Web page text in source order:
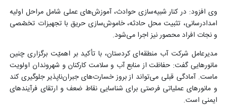
وی افزود: در کنار شبیه‌سازی حوادث، آموزش‌های عملی شامل مراحل اولیه
امدادرسانی، تثبیت محل حادثه، خاموش‌سازی حریق با تجهیزات تخصّصی
و نجات افراد محصور نیز اجرا می‌شود.
مدیرعامل شرکت آب منطقه‌ای کردستان، با تأکید بر اهمیّت برگزاری چنین
مانورهایی گفت: حفاظت از منابع آب و سلامت کارکنان و شهروندان اولویت
ماست. آمادگی قبلی می‌تواند از بروز خسارت‌های جبران‌ناپذیر جلوگیری کند
و مانورهای عملیاتی فرصتی برای شناسایی نقاط ضعف و ارتقای فرآیندهای
ایمنی است.